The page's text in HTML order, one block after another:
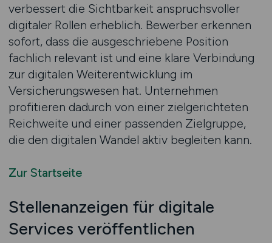
verbessert die Sichtbarkeit anspruchsvoller
digitaler Rollen erheblich. Bewerber erkennen
sofort, dass die ausgeschriebene Position
fachlich relevant ist und eine klare Verbindung
zur digitalen Weiterentwicklung im
Versicherungswesen hat. Unternehmen
profitieren dadurch von einer zielgerichteten
Reichweite und einer passenden Zielgruppe,
die den digitalen Wandel aktiv begleiten kann.
Zur Startseite
Stellenanzeigen für digitale
Services veröffentlichen